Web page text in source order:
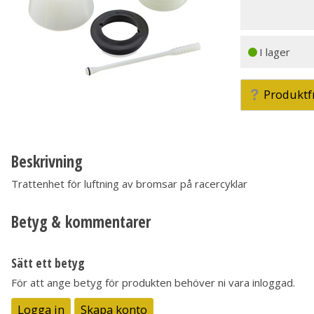
I lager
Beskrivning
Trattenhet för luftning av bromsar på racercyklar
Betyg & kommentarer
Sätt ett betyg
För att ange betyg för produkten behöver ni vara inloggad.
Logga in Skapa konto